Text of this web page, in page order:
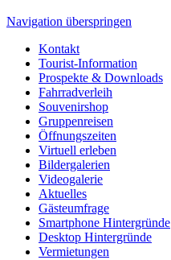
Navigation überspringen
Kontakt
Tourist-Information
Prospekte & Downloads
Fahrradverleih
Souvenirshop
Gruppenreisen
Öffnungszeiten
Virtuell erleben
Bildergalerien
Videogalerie
Aktuelles
Gästeumfrage
Smartphone Hintergründe
Desktop Hintergründe
Vermietungen